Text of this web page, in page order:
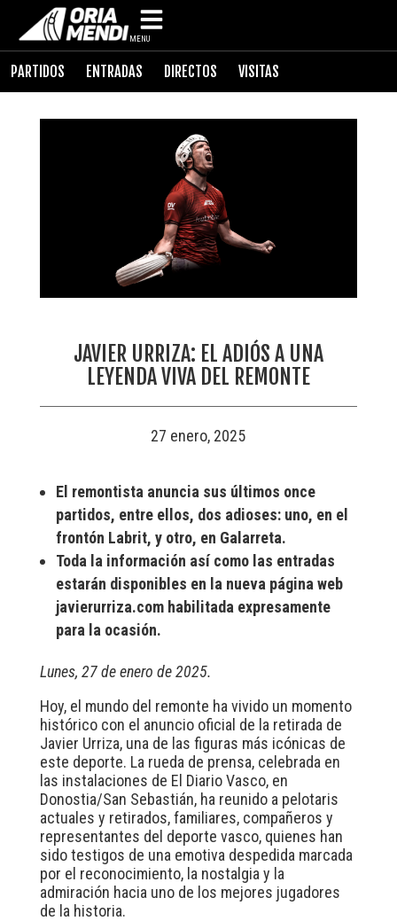
MENU
PARTIDOS ENTRADAS DIRECTOS VISITAS
JAVIER URRIZA: EL ADIÓS A UNA
LEYENDA VIVA DEL REMONTE
27 enero, 2025
El remontista anuncia sus últimos once
partidos, entre ellos, dos adioses: uno, en el
frontón Labrit, y otro, en Galarreta.
Toda la información así como las entradas
estarán disponibles en la nueva página web
javierurriza.com habilitada expresamente
para la ocasión.
Lunes, 27 de enero de 2025.
Hoy, el mundo del remonte ha vivido un momento
histórico con el anuncio oficial de la retirada de
Javier Urriza, una de las figuras más icónicas de
este deporte. La rueda de prensa, celebrada en
las instalaciones de El Diario Vasco, en
Donostia/San Sebastián, ha reunido a pelotaris
actuales y retirados, familiares, compañeros y
representantes del deporte vasco, quienes han
sido testigos de una emotiva despedida marcada
por el reconocimiento, la nostalgia y la
admiración hacia uno de los mejores jugadores
de la historia.